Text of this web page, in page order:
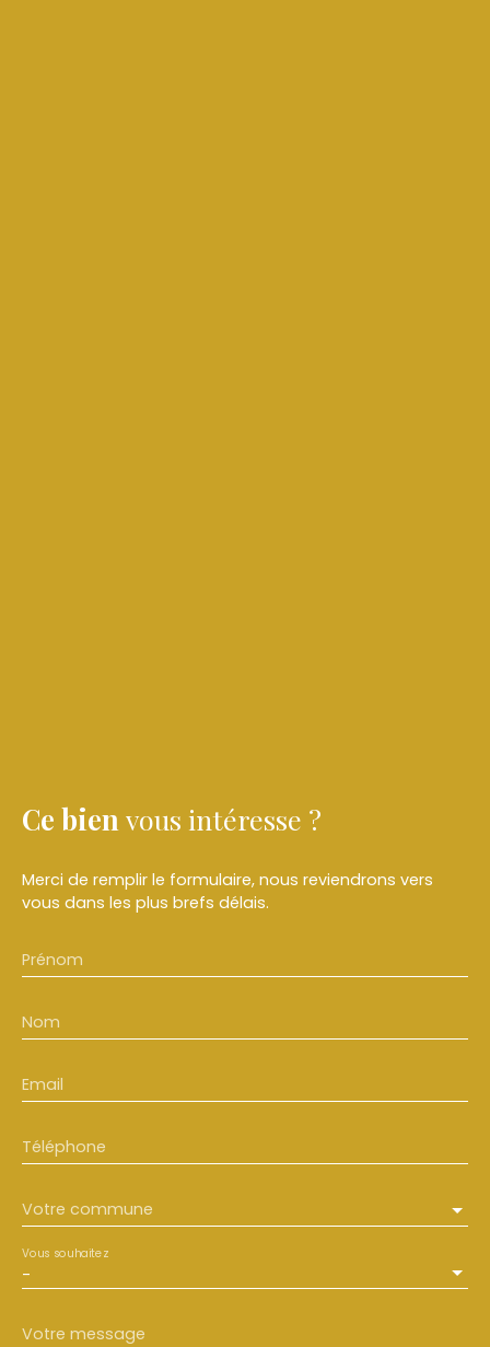
Ce bien vous intéresse ?
Merci de remplir le formulaire, nous reviendrons vers
vous dans les plus brefs délais.
Prénom
Nom
Email
Téléphone
Votre commune
-
Vous souhaitez
Votre message